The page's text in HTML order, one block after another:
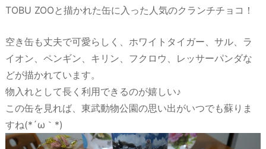
TOBU ZOOと描かれた缶に入った人気のクランチチョコ！
空き缶も丈夫で可愛らしく、ホワイトタイガー、サル、ラ
イオン、ペンギン、キリン、フクロウ、レッサーパンダな
どが描かれています。
物入れとして長く利用できるのが嬉しい♪
この缶を見れば、東武動物公園の思い出がいつでも蘇りま
すね(*´ω｀*)